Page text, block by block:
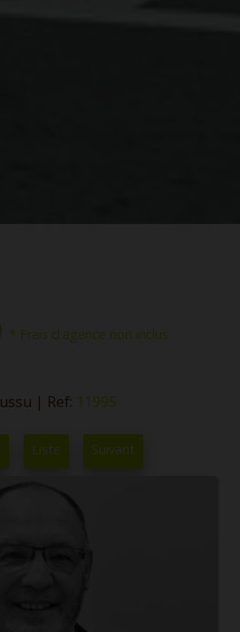
* Frais d'agence non inclus.
| Ref: 11995
Liste Suivant